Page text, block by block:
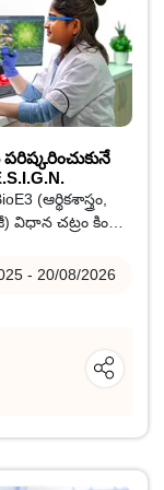
- 20/08/2026
(ఆర్థికశాస్త్రం,
చట్రం కింద
బయోటెక్నాలజీ
ఇది 'వారి కాలంలోని